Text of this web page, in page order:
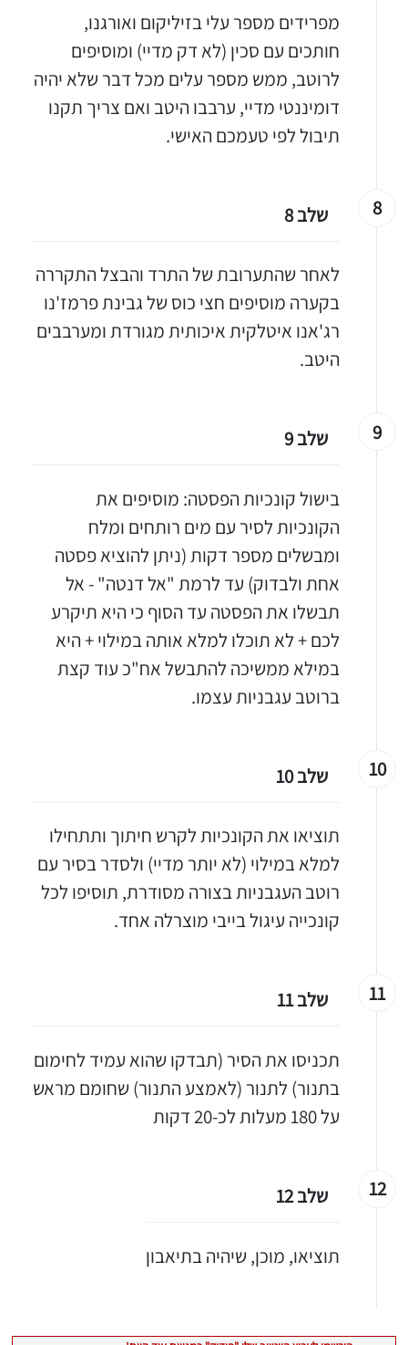
מפרידים מספר עלי בזיליקום ואורגנו,
חותכים עם סכין (לא דק מדיי) ומוסיפים
לרוטב, ממש מספר עלים מכל דבר שלא יהיה
דומיננטי מדיי, ערבבו היטב ואם צריך תקנו
תיבול לפי טעמכם האישי.
8 שלב 8
לאחר שהתערובת של התרד והבצל התקררה
בקערה מוסיפים חצי כוס של גבינת פרמז'נו
רג'אנו איטלקית איכותית מגורדת ומערבבים
היטב.
9 שלב 9
בישול קונכיות הפסטה: מוסיפים את
הקונכיות לסיר עם מים רותחים ומלח
ומבשלים מספר דקות (ניתן להוציא פסטה
אחת ולבדוק) עד לרמת "אל דנטה" - אל
תבשלו את הפסטה עד הסוף כי היא תיקרע
לכם + לא תוכלו למלא אותה במילוי + היא
במילא ממשיכה להתבשל אח"כ עוד קצת
ברוטב עגבניות עצמו.
10 שלב 10
תוציאו את הקונכיות לקרש חיתוך ותתחילו
למלא במילוי (לא יותר מדיי) ולסדר בסיר עם
רוטב העגבניות בצורה מסודרת, תוסיפו לכל
קונכייה עיגול בייבי מוצרלה אחד.
11 שלב 11
תכניסו את הסיר (תבדקו שהוא עמיד לחימום
בתנור) לתנור (לאמצע התנור) שחומם מראש
על 180 מעלות לכ-20 דקות
12 שלב 12
תוציאו, מוכן, שיהיה בתיאבון